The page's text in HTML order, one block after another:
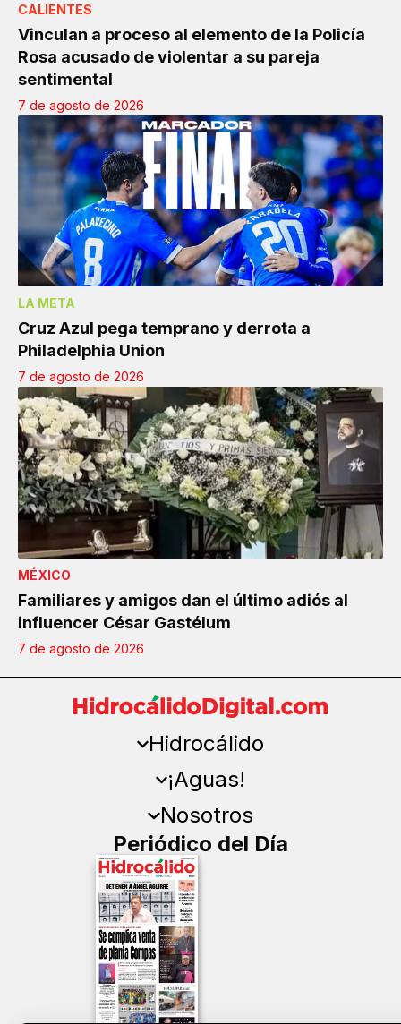
CALIENTES
Vinculan a proceso al elemento de la Policía
Rosa acusado de violentar a su pareja
sentimental
7 de agosto de 2026
LA META
Cruz Azul pega temprano y derrota a
Philadelphia Union
7 de agosto de 2026
MÉXICO
Familiares y amigos dan el último adiós al
influencer César Gastélum
7 de agosto de 2026
Hidrocálido
¡Aguas!
Nosotros
Periódico del Día